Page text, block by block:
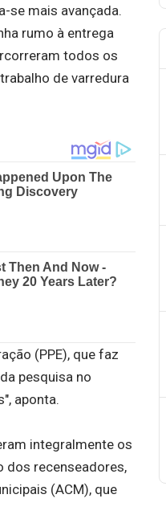
se mais avançada.
rumo à entrega
todos os
de varredura
(PPE), que faz
pesquisa no
aponta.
integralmente os
dos recenseadores,
(ACM), que